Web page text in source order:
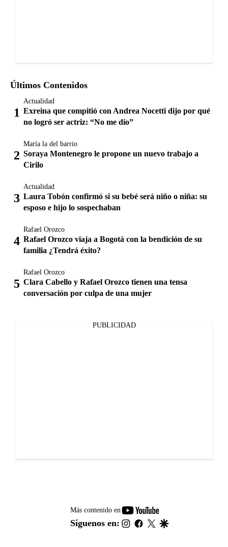
Últimos Contenidos
Actualidad
Exreina que compitió con Andrea Nocetti dijo por qué
no logró ser actriz: “No me dio”
María la del barrio
Soraya Montenegro le propone un nuevo trabajo a
Cirilo
Actualidad
Laura Tobón confirmó si su bebé será niño o niña: su
esposo e hijo lo sospechaban
Rafael Orozco
Rafael Orozco viaja a Bogotá con la bendición de su
familia ¿Tendrá éxito?
Rafael Orozco
Clara Cabello y Rafael Orozco tienen una tensa
conversación por culpa de una mujer
PUBLICIDAD
Más contenido en
youtube-
footer
Síguenos en: instagram
facebook
twitter